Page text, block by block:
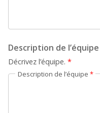
Glossaire
Boutique
Description de l’équipe
Décrivez l’équipe. *
Description de l’équipe *